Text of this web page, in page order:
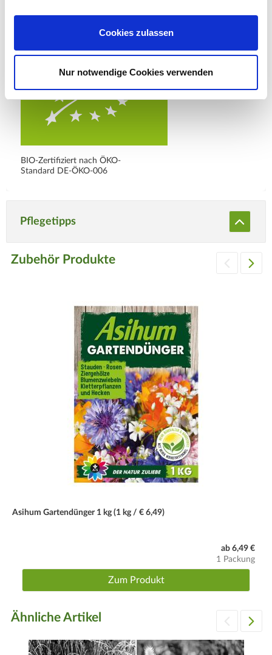
Cookies zulassen
Nur notwendige Cookies verwenden
Webseite: https://www.as-
BIO-Zertifiziert nach ÖKO-
Standard DE-ÖKO-006
Pflegetipps
Produktspezifisch
Durchlässig und kalkhaltig, gern auch sandig oder
Je nach Bodenbeschaffenheit gelegentlich düngen.
Mäßig wässern, Staunässe unbedingt vermeiden.
Violett bzw. Weiß. Blütezeit: Juli bis September.
Schnitt
Winterhart. Boden mit Laub oder Reisig abdecken.
Zubehör Produkte
Asihum Gartendünger 1 kg (1 kg / € 6,49)
ab 6,49 €
1 Packung
Zum Produkt
Ähnliche Artikel